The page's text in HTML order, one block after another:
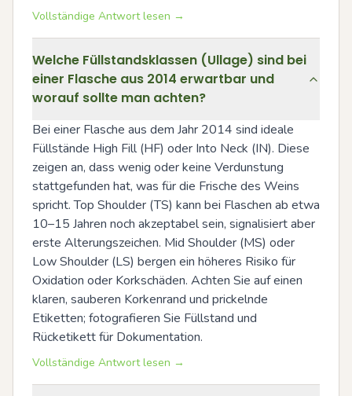
Vollständige Antwort lesen →
Welche Füllstandsklassen (Ullage) sind bei
einer Flasche aus 2014 erwartbar und
worauf sollte man achten?
Bei einer Flasche aus dem Jahr 2014 sind ideale
Füllstände High Fill (HF) oder Into Neck (IN). Diese
zeigen an, dass wenig oder keine Verdunstung
stattgefunden hat, was für die Frische des Weins
spricht. Top Shoulder (TS) kann bei Flaschen ab etwa
10–15 Jahren noch akzeptabel sein, signalisiert aber
erste Alterungszeichen. Mid Shoulder (MS) oder
Low Shoulder (LS) bergen ein höheres Risiko für
Oxidation oder Korkschäden. Achten Sie auf einen
klaren, sauberen Korkenrand und prickelnde
Etiketten; fotografieren Sie Füllstand und
Rücketikett für Dokumentation.
Vollständige Antwort lesen →